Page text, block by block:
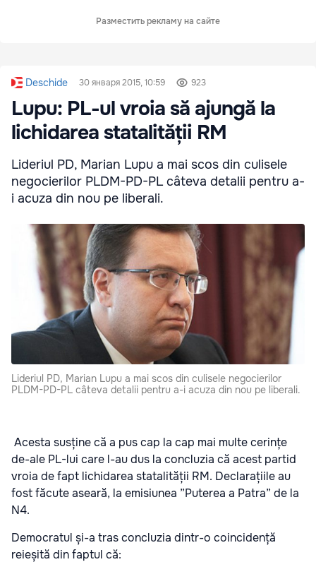
Разместить рекламу на сайте
Deschide 30 января 2015, 10:59 923
Lupu: PL-ul vroia să ajungă la
lichidarea statalității RM
Lideriul PD, Marian Lupu a mai scos din culisele
negocierilor PLDM-PD-PL câteva detalii pentru a-
i acuza din nou pe liberali.
Lideriul PD, Marian Lupu a mai scos din culisele negocierilor
PLDM-PD-PL câteva detalii pentru a-i acuza din nou pe liberali.
Acesta susține că a pus cap la cap mai multe cerințe
de-ale PL-lui care l-au dus la concluzia că acest partid
vroia de fapt lichidarea statalității RM. Declarațiile au
fost făcute aseară, la emisiunea ”Puterea a Patra” de la
N4.
Democratul și-a tras concluzia dintr-o coincidență
reieșită din faptul că: